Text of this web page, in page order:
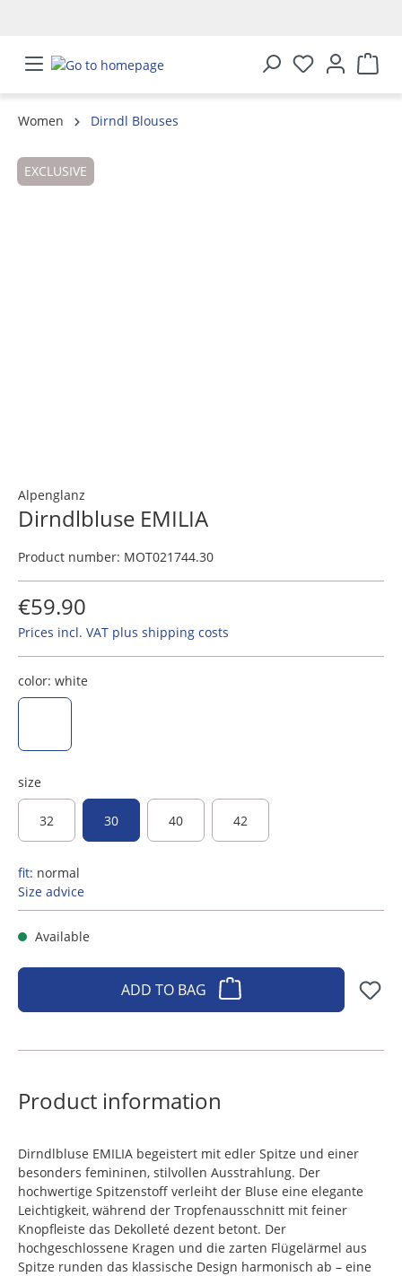
Women
Dirndl Blouses
EXCLUSIVE
Alpenglanz
Dirndlbluse EMILIA
Product number: MOT021744.30
€59.90
Prices incl. VAT plus shipping costs
color: white
size
32 30 40 42
fit: normal
Size advice
Available
ADD TO BAG
Product information
Dirndlbluse EMILIA begeistert mit edler Spitze und einer
besonders femininen, stilvollen Ausstrahlung. Der
hochwertige Spitzenstoff verleiht der Bluse eine elegante
Leichtigkeit, während der Tropfenausschnitt mit feiner
Knopfleiste das Dekolleté dezent betont. Der
hochgeschlossene Kragen und die zarten Flügelärmel aus
Spitze runden das klassische Design harmonisch ab – eine